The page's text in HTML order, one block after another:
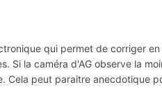
qui permet de corriger en
Si la caméra d'AG observe la
Cela peut paraitre anecdotique